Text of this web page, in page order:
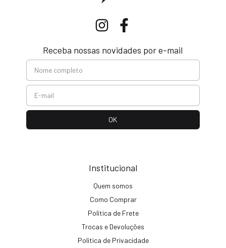
Receba nossas novidades por e-mail
Institucional
Quem somos
Como Comprar
Política de Frete
Trocas e Devoluções
Política de Privacidade